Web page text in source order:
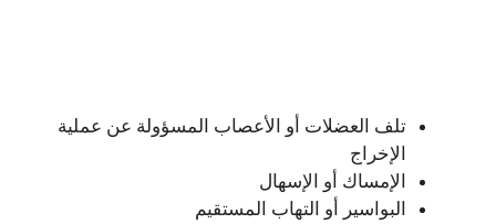
تلف العضلات أو الأعصاب المسؤولة عن عملية
الإخراج
الإمساك أو الإسهال
البواسير أو التهاب المستقيم